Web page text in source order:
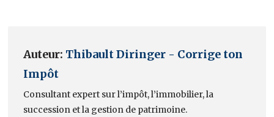
Auteur: Thibault Diringer - Corrige ton
Impôt
Consultant expert sur l’impôt, l’immobilier, la
succession et la gestion de patrimoine.